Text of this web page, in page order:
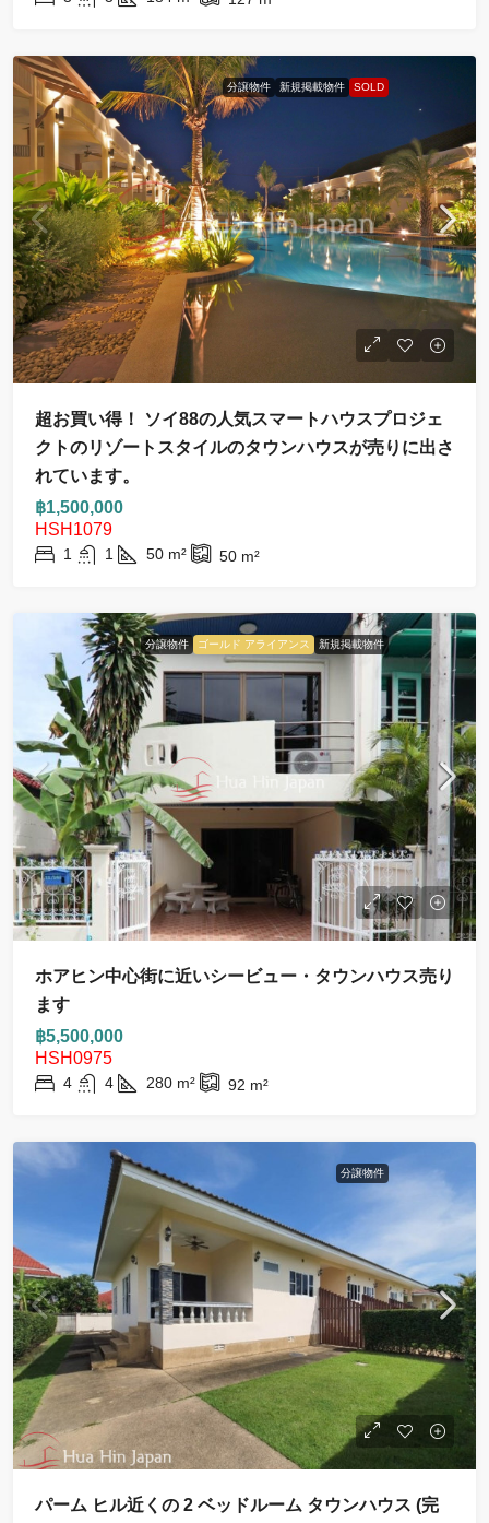
分譲物件 新規掲載物件 SOLD
超お買い得！ ソイ88の人気スマートハウスプロジェ
クトのリゾートスタイルのタウンハウスが売りに出さ
れています。
฿1,500,000
HSH1079
1 1 50 m² 50 m²
分譲物件 ゴールド アライアンス 新規掲載物件
ホアヒン中心街に近いシービュー・タウンハウス売り
ます
฿5,500,000
HSH0975
4 4 280 m² 92 m²
分譲物件
パーム ヒル近くの 2 ベッドルーム タウンハウス (完